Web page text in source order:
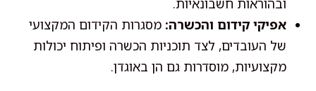
ובהוראות חשבונאיות.
אפיקי קידום והכשרה: מסגרות הקידום המקצועי
של העובדים, לצד תוכניות הכשרה ופיתוח יכולות
מקצועיות, מוסדרות גם הן באוגדן.